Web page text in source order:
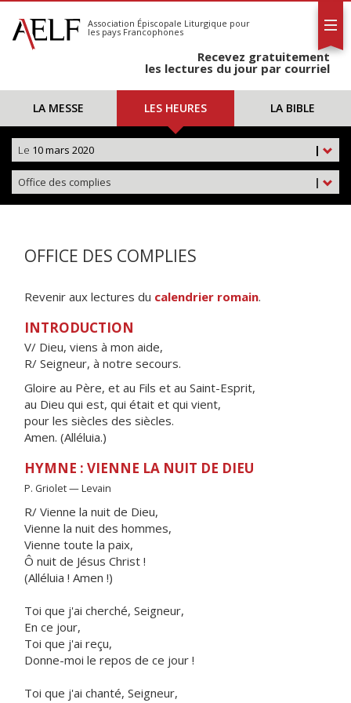
S'abonner
Calendrier
Association Épiscopale Liturgique pour
les pays Francophones
Recevez gratuitement
les lectures du jour par courriel
LA MESSE LES HEURES LA BIBLE
|
Le 10 mars 2020
|
Office des complies
OFFICE DES COMPLIES
Revenir aux lectures du calendrier romain.
INTRODUCTION
V/ Dieu, viens à mon aide,
R/ Seigneur, à notre secours.
Gloire au Père, et au Fils et au Saint-Esprit,
au Dieu qui est, qui était et qui vient,
pour les siècles des siècles.
Amen. (Alléluia.)
HYMNE : VIENNE LA NUIT DE DIEU
P. Griolet — Levain
R/ Vienne la nuit de Dieu,
Vienne la nuit des hommes,
Vienne toute la paix,
Ô nuit de Jésus Christ !
(Alléluia ! Amen !)
Toi que j'ai cherché, Seigneur,
En ce jour,
Toi que j'ai reçu,
Donne-moi le repos de ce jour !
Toi que j'ai chanté, Seigneur,